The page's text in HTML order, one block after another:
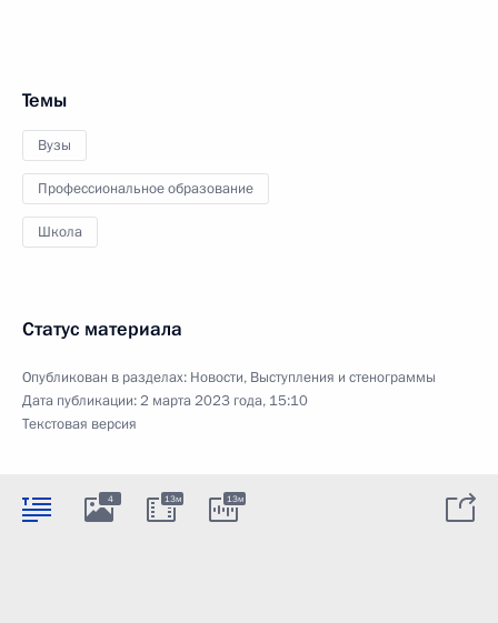
Темы
Вузы
Профессиональное образование
Школа
Статус материала
Опубликован в разделах: Новости, Выступления и стенограммы
Дата публикации:2 марта 2023 года, 15:10
Текстовая версия
4 13м 13м